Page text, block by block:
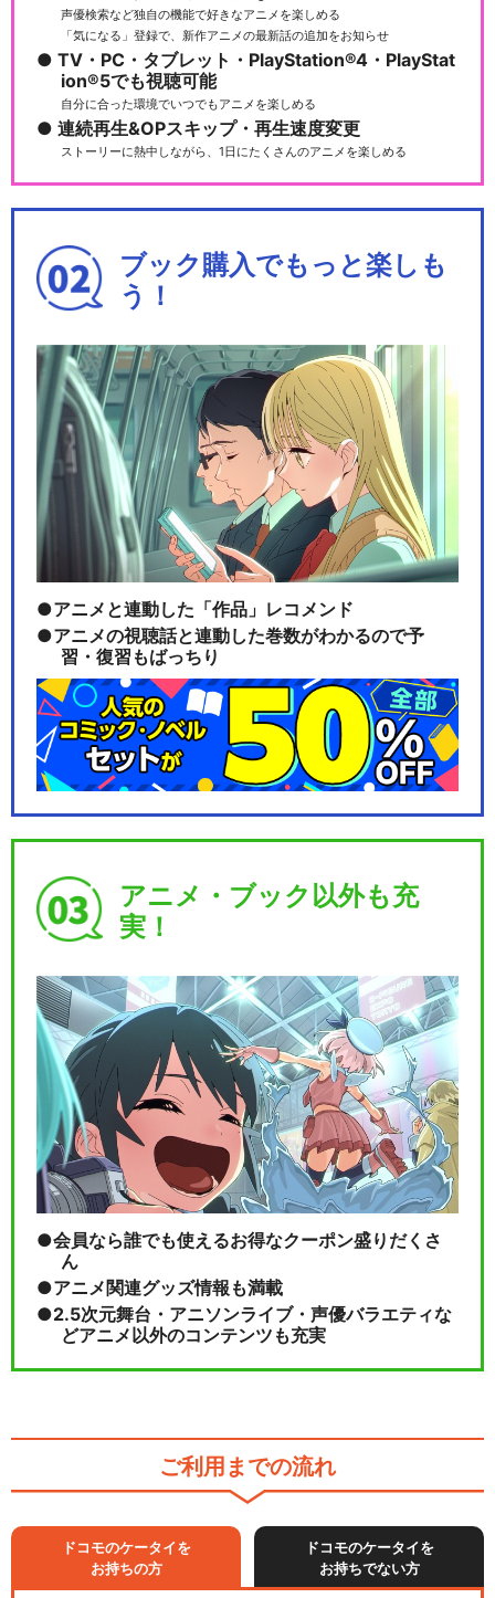
声優検索など独自の機能で好きなアニメを楽しめる
「気になる」登録で、新作アニメの最新話の追加をお知らせ
TV・PC・タブレット・PlayStation®4・PlayStat
ion®5でも視聴可能
自分に合った環境でいつでもアニメを楽しめる
連続再生&OPスキップ・再生速度変更
ストーリーに熱中しながら、1日にたくさんのアニメを楽しめる
ブック購入でもっと楽しも
う！
アニメと連動した「作品」レコメンド
アニメの視聴話と連動した巻数がわかるので予
習・復習もばっちり
アニメ・ブック以外も充
実！
会員なら誰でも使えるお得なクーポン盛りだくさ
ん
アニメ関連グッズ情報も満載
2.5次元舞台・アニソンライブ・声優バラエティな
どアニメ以外のコンテンツも充実
ご利用までの流れ
ドコモのケータイを
お持ちの方
ドコモのケータイを
お持ちでない方